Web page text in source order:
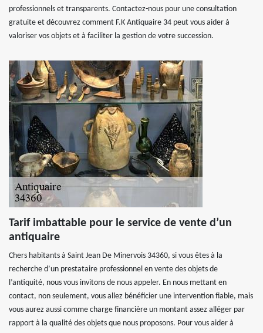
professionnels et transparents. Contactez-nous pour une consultation
gratuite et découvrez comment F.K Antiquaire 34 peut vous aider à
valoriser vos objets et à faciliter la gestion de votre succession.
Tarif imbattable pour le service de vente d’un
antiquaire
Chers habitants à Saint Jean De Minervois 34360, si vous êtes à la
recherche d’un prestataire professionnel en vente des objets de
l’antiquité, nous vous invitons de nous appeler. En nous mettant en
contact, non seulement, vous allez bénéficier une intervention fiable, mais
vous aurez aussi comme charge financière un montant assez alléger par
rapport à la qualité des objets que nous proposons. Pour vous aider à